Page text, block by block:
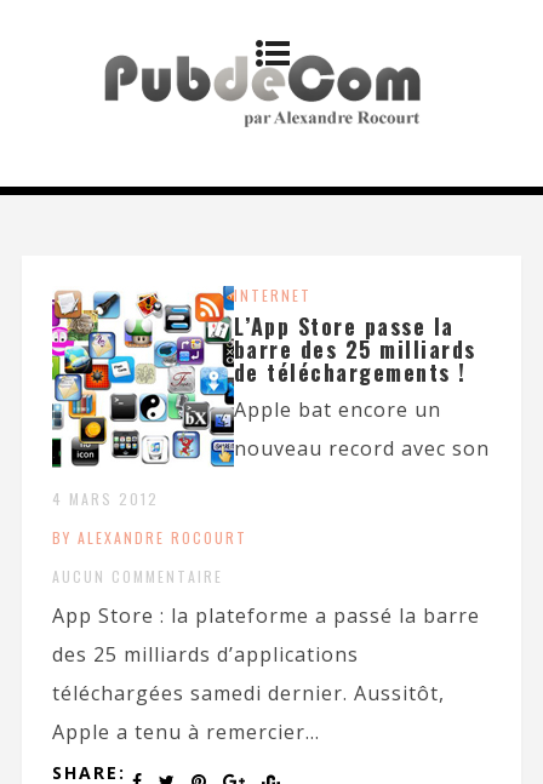
INTERNET
L’App Store passe la
barre des 25 milliards
de téléchargements !
4 MARS 2012
BY ALEXANDRE ROCOURT
AUCUN COMMENTAIRE
Apple bat encore un
nouveau record avec son
App Store : la plateforme a passé la barre
des 25 milliards d’applications
téléchargées samedi dernier. Aussitôt,
Apple a tenu à remercier...
SHARE: